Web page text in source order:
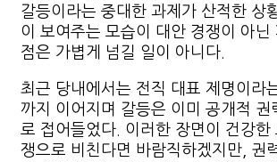
갈등이라는 중대한 과제가 산적한 상
이 보여주는 모습이 대안 경쟁이 아닌
점은 가볍게 넘길 일이 아니다.
최근 당내에서는 전직 대표 제명이라
까지 이어지며 갈등은 이미 공개적 권
로 접어들었다. 이러한 장면이 건강한
쟁으로 비친다면 바람직하겠지만, 권